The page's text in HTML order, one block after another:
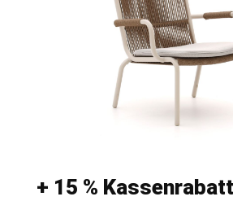
+ 15 %